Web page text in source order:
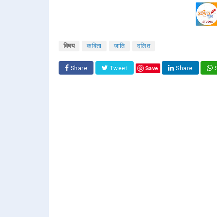
विषय कविता जाति दलित
Share Tweet Save Share